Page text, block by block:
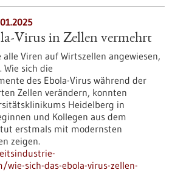
Virus in Zellen vermehrt
alle Viren auf Wirtszellen angewiesen,
sich die
des Ebola-Virus während der
Zellen verändern, konnten
Heidelberg in
und Kollegen aus dem
erstmals mit modernsten
zeigen.
sich-das-ebola-virus-zellen-